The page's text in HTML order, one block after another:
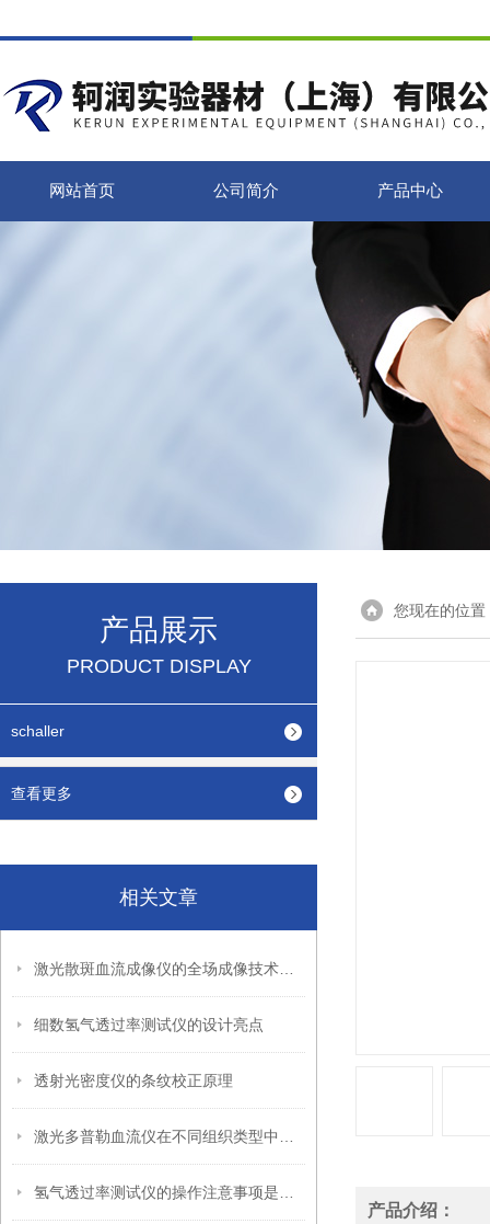
网站首页 公司简介 产品中心
产品展示
PRODUCT DISPLAY
schaller
查看更多
相关文章
细数氢气透过率测试仪的设计亮点
透射光密度仪的条纹校正原理
您现在的位置
产品介绍：